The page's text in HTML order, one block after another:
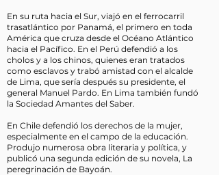
En su ruta hacia el Sur, viajó en el ferrocarril
trasatlántico por Panamá, el primero en toda
América que cruza desde el Océano Atlántico
hacia el Pacífico. En el Perú defendió a los
cholos y a los chinos, quienes eran tratados
como esclavos y trabó amistad con el alcalde
de Lima, que sería después su presidente, el
general Manuel Pardo. En Lima también fundó
la Sociedad Amantes del Saber.
En Chile defendió los derechos de la mujer,
especialmente en el campo de la educación.
Produjo numerosa obra literaria y política, y
publicó una segunda edición de su novela, La
peregrinación de Bayoán.